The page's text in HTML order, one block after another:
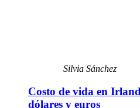
Silvia Sánchez
Costo de vida en
dólares y euros